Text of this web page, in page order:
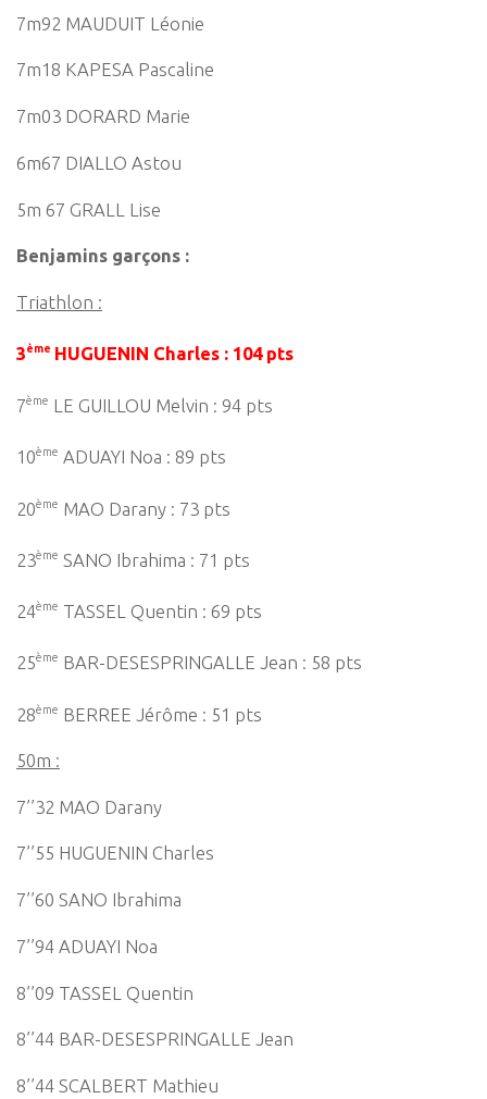
7m92 MAUDUIT Léonie
7m18 KAPESA Pascaline
7m03 DORARD Marie
6m67 DIALLO Astou
5m 67 GRALL Lise
Benjamins garçons :
Triathlon :
3ème HUGUENIN Charles : 104 pts
7ème LE GUILLOU Melvin : 94 pts
10ème ADUAYI Noa : 89 pts
20ème MAO Darany : 73 pts
23ème SANO Ibrahima : 71 pts
24ème TASSEL Quentin : 69 pts
25ème BAR-DESESPRINGALLE Jean : 58 pts
28ème BERREE Jérôme : 51 pts
50m :
7’’32 MAO Darany
7’’55 HUGUENIN Charles
7’’60 SANO Ibrahima
7’’94 ADUAYI Noa
8’’09 TASSEL Quentin
8’’44 BAR-DESESPRINGALLE Jean
8’’44 SCALBERT Mathieu